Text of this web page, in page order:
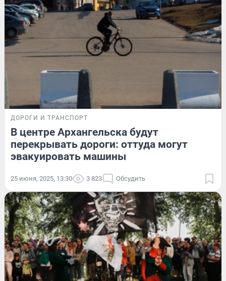
ДОРОГИ И ТРАНСПОРТ
В центре Архангельска будут
перекрывать дороги: оттуда могут
эвакуировать машины
25 июня, 2025, 13:30 3 823 Обсудить